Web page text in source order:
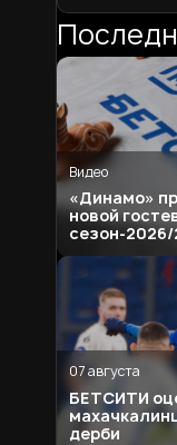
Видео
«Динамо»
новой
сезон-2026/
07 августа
БЕТСИТИ
дерби